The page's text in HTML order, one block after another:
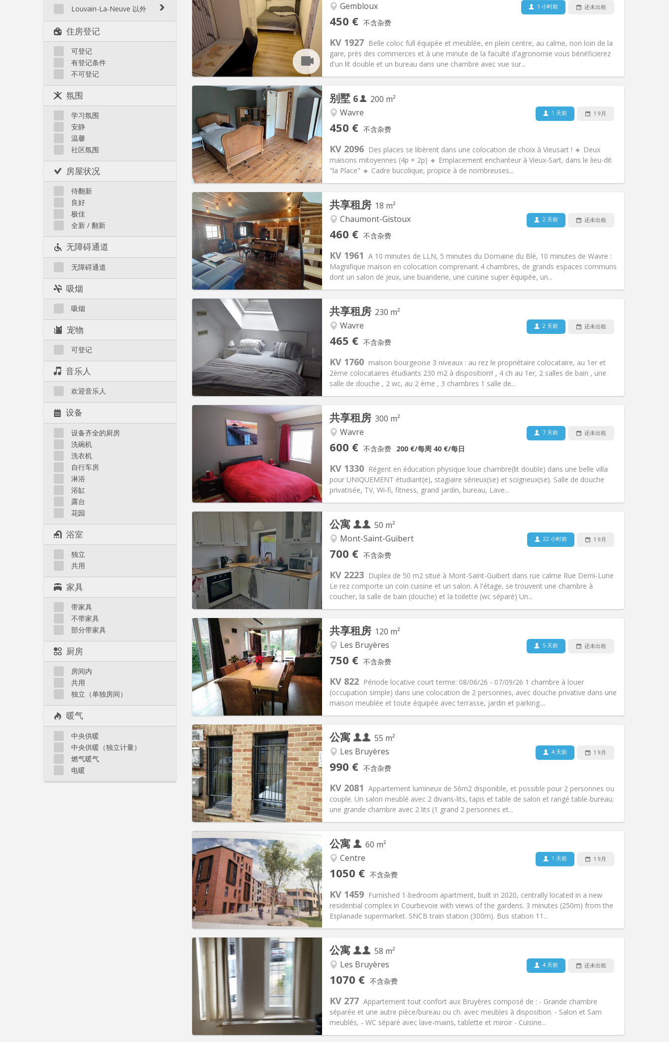
Biéreau
Centre
L'Hocaille
La Baraque
Lauzelle
Les Bruyères
Louvain-La-Neuve 以外
Court-St.-Étienne
Gembloux
Genappe
Mont-Saint-Guibert
Nivelles
Ottignies
Rixensart
Walhain
Wavre
其他
住房登记
可登记
有登记条件
不可登记
氛围
学习氛围
安静
温馨
社区氛围
房屋状况
待翻新
良好
极佳
全新 / 翻新
无障碍通道
无障碍通道
吸烟
吸烟
宠物
可登记
音乐人
欢迎音乐人
设备
设备齐全的厨房
洗碗机
洗衣机
自行车房
淋浴
浴缸
露台
花园
浴室
独立
共用
家具
带家具
不带家具
部分带家具
厨房
房间内
共用
独立（单独房间）
暖气
中央供暖
中央供暖（独立计量）
燃气暖气
电暖
Gembloux
450 € 不含杂费
1 小时前 还未出租
KV 1927 Belle coloc full équipée et meublée, en plein centre, au calme, non loin de la
gare, près des commerces et à une minute de la faculté d'agronomie vous bénéficierez
d'un lit double et un bureau dans une chambre avec vue sur...
实用信息
租金:450 €
水电费:
租期: 12个月, 11个月, 10个月, 5-6个月
住房登记: 有登记条件
布局
浴室:共用
面积:100 m2
其他
氛围: 温馨, 学习氛围, 社区氛围, 安静
别墅 6
200 m²
Wavre
450 € 不含杂费
1 天前 1 9月
KV 2096 Des places se libèrent dans une colocation de choix à Vieusart ! 🔸 Deux
maisons mitoyennes (4p + 2p) 🔸 Emplacement enchanteur à Vieux-Sart, dans le lieu-dit
"la Place" 🔸 Cadre bucolique, propice à de nombreuses...
实用信息
租金:450 € (75 €/个人)
水电费:75 € (13 €/个人)
租期:12个月
住房登记:可登记
布局
浴室:共用
面积:200 m2
其他
氛围:温馨
共享租房 18 m²
Chaumont-Gistoux
460 € 不含杂费
2 天前 还未出租
KV 1961 A 10 minutes de LLN, 5 minutes du Domaine du Blé, 10 minutes de Wavre :
Magnifique maison en colocation comprenant 4 chambres, de grands espaces communs
dont un salon de jeux, une buanderie, une cuisine super équipée, un...
实用信息
租金:460 €
水电费:80 €
租期:12个月, 11个月, 10个月
住房登记: 可登记
布局
浴室:独立
面积:18 m2
其他
氛围:温馨, 安静, 社区氛围
共享租房 230 m²
Wavre
465 € 不含杂费
2 天前 还未出租
KV 1760 maison bourgeoise 3 niveaux : au rez le propriétaire colocataire, au 1er et
2ème colocataires étudiants 230 m2 à disposition!! , 4 ch au 1er, 2 salles de bain , une
salle de douche , 2 wc, au 2 ème , 3 chambres 1 salle de...
实用信息
租金:465 €
水电费:75 €
12个月
住房登记:
布局
浴室:独立
面积:230 m2
其他
氛围:温馨, 学习氛围, 安静, 社区氛围
共享租房 300 m²
Wavre
600 € 不含杂费 200 €/每周 40 €/每日
7 天前 还未出租
KV 1330 Régent en éducation physique loue chambre(lit double) dans une belle villa
pour UNIQUEMENT étudiant(e), stagiaire sérieux(se) et soigneux(se). Salle de douche
privatisée, TV, Wi-fi, fitness, grand jardin, bureau, Lave...
实用信息
租金: 600 €
水电费:0 €
12个月, 11个月, 10个月, 5-6个月,
3-4个月, 暑假, 月租, 周租, 日租
住房登记:否
布局
浴室:独立
面积:300 m2
其他
氛围:学习氛围, 社区氛围, 安静, 温馨
公寓
50 m²
Mont-Saint-Guibert
700 € 不含杂费
22 小时前 1 9月
KV 2223 Duplex de 50 m2 situé à Mont-Saint-Guibert dans rue calme Rue Demi-Lune
Le rez comporte un coin cuisine et un salon. A l'étage, se trouvent une chambre à
coucher, la salle de bain (douche) et la toilette (wc séparé) Un...
实用信息
租金:700 € (350 €/个人)
水电费:110 € (55 €/个人)
租期:12个月
住房登记:否
布局
浴室:独立
面积:50 m2
其他
氛围:安静
共享租房 120 m²
Les Bruyères
750 € 不含杂费
5 天前 还未出租
KV 822 Période locative court terme: 08/06/26 - 07/09/26 1 chambre à louer
(occupation simple) dans une colocation de 2 personnes, avec douche privative dans une
maison meublée et toute équipée avec terrasse, jardin et parking....
实用信息
租金:750 €
水电费:50 €
租期: 3-4个月, 暑假
住房登记: 否
布局
浴室:独立
面积:120 m2
其他
氛围: 学习氛围, 安静, 温馨
公寓
55 m²
Les Bruyères
990 € 不含杂费
4 天前 1 9月
KV 2081 Appartement lumineux de 56m2 disponible, et possible pour 2 personnes ou
couple. Un salon meublé avec 2 divans-lits, tapis et table de salon et rangé table-bureau;
une grande chambre avec 2 lits (1 grand 2 personnes et...
实用信息
租金: 990 € (495 €/个人)
水电费: 260 € (130 €/个人)
租期:12个月, 5-6个月
住房登记:否
布局
浴室:独立
面积:55 m2
其他
氛围:温馨, 安静, 学习氛围
公寓
60 m²
Centre
1050 € 不含杂费
1 天前 1 9月
KV 1459 Furnished 1-bedroom apartment, built in 2020, centrally located in a new
residential complex in Courbevoie with views of the gardens. 3 minutes (250m) from the
Esplanade supermarket. SNCB train station (300m). Bus station 11...
实用信息
租金:1050 €
水电费: 120 €
租期:12个月, 3-4个月, 月租
住房登记:可登记
布局
浴室:独立
面积:60 m 2
其他
氛围:安静
公寓
58 m²
Les Bruyères
1070 € 不含杂费
4 天前 还未出租
KV 277 Appartement tout confort aux Bruyères composé de : - Grande chambre
séparée et une autre pièce/bureau ou ch. avec meubles à disposition. - Salon et Sam
meublés, - WC séparé avec lave-mains, tablette et miroir - Cuisine...
实用信息
租金: 1070 € (535 €/个人)
水电费: 230 € (115 €/个人)
12个月
住房登记:有登记条件
布局
浴室:独立
面积:58 m 2
其他
氛围:学习氛围, 安静, 温馨